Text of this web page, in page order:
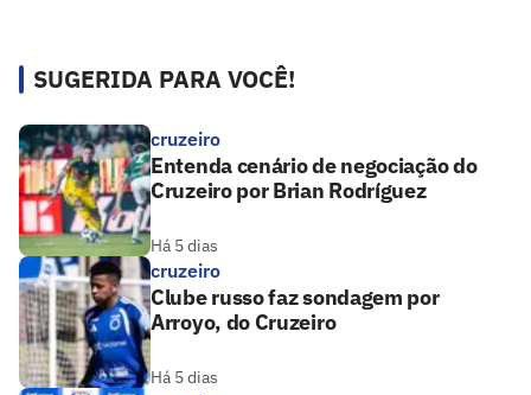
SUGERIDA PARA VOCÊ!
cruzeiro
Entenda cenário de negociação do
Cruzeiro por Brian Rodríguez
Há 5 dias
cruzeiro
Clube russo faz sondagem por
Arroyo, do Cruzeiro
Há 5 dias